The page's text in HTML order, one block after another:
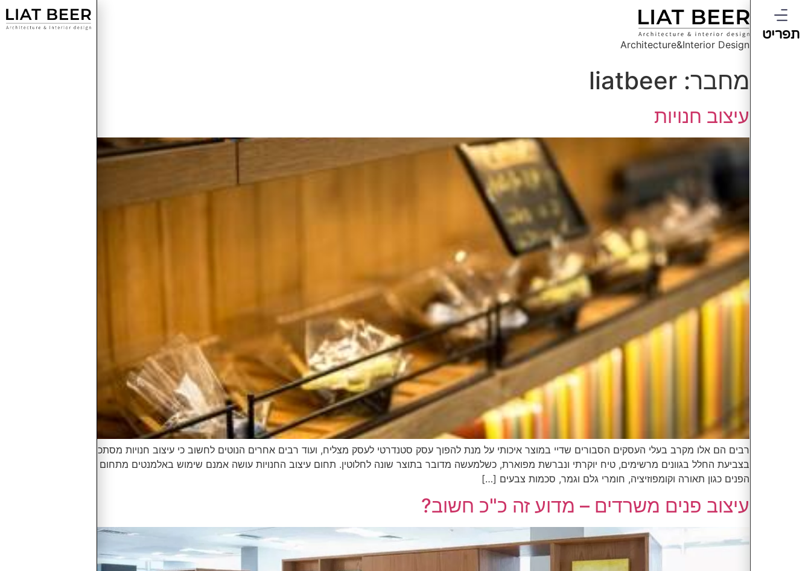
Architecture&Interior Design
מחבר: liatbeer
עיצוב חנויות
רבים הם אלו מקרב בעלי העסקים הסבורים שדיי במוצר איכותי על מנת להפוך עסק סטנדרטי לעסק מצליח, ועוד רבים אחרים הנוטים לחשוב כי עיצוב חנויות מסתכם
בצביעת החלל בגוונים מרשימים, טיח יוקרתי ונברשת מפוארת, כשלמעשה מדובר בתוצר שונה לחלוטין. תחום עיצוב החנויות עושה אמנם שימוש באלמנטים מתחום עיצוב
הפנים כגון תאורה וקומפוזיציה, חומרי גלם וגמר, סכמות צבעים […]
עיצוב פנים משרדים – מדוע זה כ"כ חשוב?
תפריט